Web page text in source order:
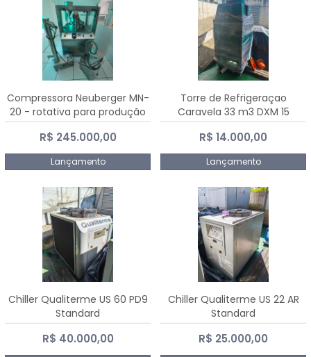
Compressora Neuberger MN-
20 - rotativa para produção
de comprimidos
R$ 245.000,00
Lançamento
Torre de Refrigeraçao
Caravela 33 m3 DXM 15
R$ 14.000,00
Lançamento
Chiller Qualiterme US 60 PD9
Standard
R$ 40.000,00
Chiller Qualiterme US 22 AR
Standard
R$ 25.000,00